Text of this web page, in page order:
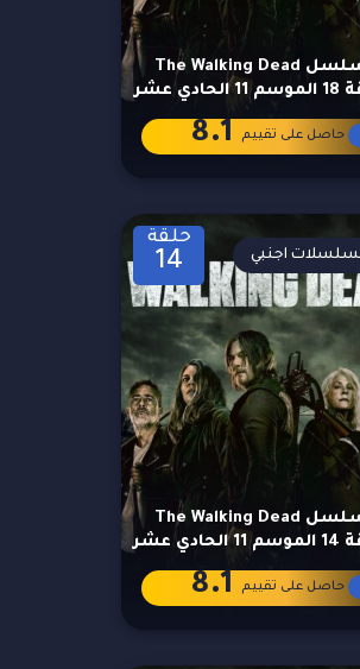
مسلسل The Walking Dead
عشر
حاصل على تقييم 8.1
حلقة
14
مسلسل The Walking Dead
عشر
اجنبي
حاصل على تقييم 8.1